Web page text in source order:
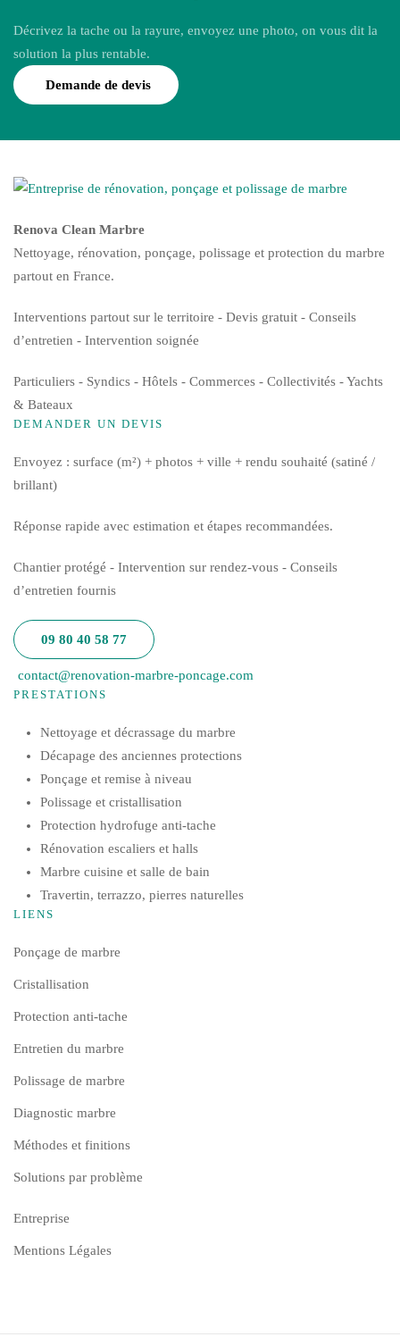
Décrivez la tache ou la rayure, envoyez une photo, on vous dit la
solution la plus rentable.
Demande de devis
Renova Clean Marbre
Nettoyage, rénovation, ponçage, polissage et protection du marbre
partout en France.
Interventions partout sur le territoire - Devis gratuit - Conseils
d’entretien - Intervention soignée
Particuliers - Syndics - Hôtels - Commerces - Collectivités - Yachts
& Bateaux
DEMANDER UN DEVIS
Envoyez : surface (m²) + photos + ville + rendu souhaité (satiné /
brillant)
Réponse rapide avec estimation et étapes recommandées.
Chantier protégé - Intervention sur rendez-vous - Conseils
d’entretien fournis
09 80 40 58 77
contact@renovation-marbre-poncage.com
PRESTATIONS
Nettoyage et décrassage du marbre
Décapage des anciennes protections
Ponçage et remise à niveau
Polissage et cristallisation
Protection hydrofuge anti-tache
Rénovation escaliers et halls
Marbre cuisine et salle de bain
Travertin, terrazzo, pierres naturelles
LIENS
Ponçage de marbre
Cristallisation
Protection anti-tache
Entretien du marbre
Polissage de marbre
Diagnostic marbre
Méthodes et finitions
Solutions par problème
Entreprise
Mentions Légales